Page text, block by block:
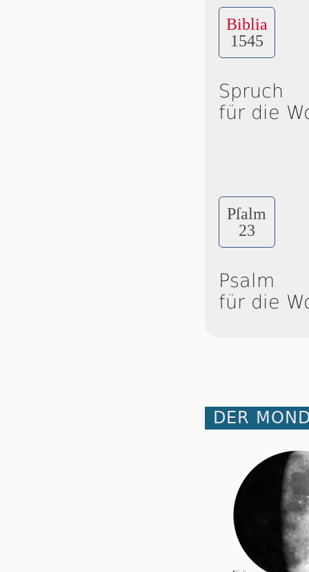
Biblia
1545
Spruch
für die
Pſalm
23
Psalm
für die
DER